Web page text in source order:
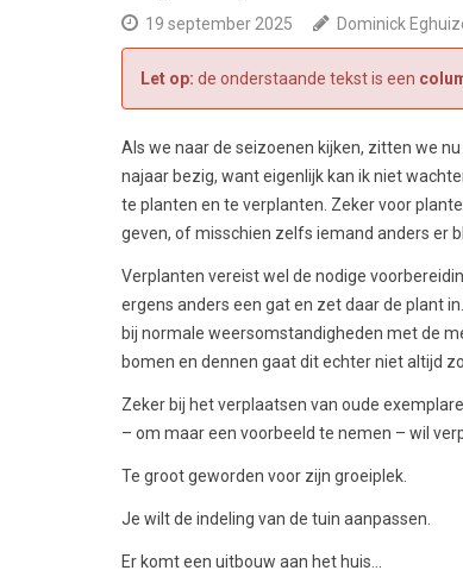
19 september 2025 Dominick
Let op: de onderstaande tekst is een
Als we naar de seizoenen kijken, zitten we
najaar bezig, want eigenlijk kan ik niet
te planten en te verplanten. Zeker voor
geven, of misschien zelfs iemand anders er
Verplanten vereist wel de nodige
ergens anders een gat en zet daar de plant
bij normale weersomstandigheden met de
bomen en dennen gaat dit echter niet altijd
Zeker bij het verplaatsen van oude
– om maar een voorbeeld te nemen – wil
Te groot geworden voor zijn groeiplek.
Je wilt de indeling van de tuin aanpassen.
Er komt een uitbouw aan het huis…